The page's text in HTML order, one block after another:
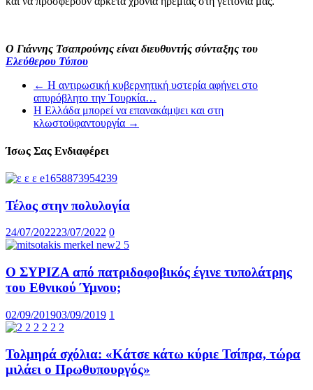
Ο Γιάννης Τσαπρούνης είναι διευθυντής σύνταξης του
Ελεύθερου Τύπου
← Η αντιρωσική κυβερνητική υστερία αφήνει στο
απυρόβλητο την Τουρκία…
Η Ελλάδα μπορεί να επανακάμψει και στη
κλωστοϋφαντουργία →
Ίσως Σας Ενδιαφέρει
Τέλος στην πολυλογία
24/07/202223/07/2022 0
Ο ΣΥΡΙΖΑ από πατριδοφοβικός έγινε τυπολάτρης
του Εθνικού Ύμνου;
02/09/201903/09/2019 1
Τολμηρά σχόλια: «Κάτσε κάτω κύριε Τσίπρα, τώρα
μιλάει ο Πρωθυπουργός»